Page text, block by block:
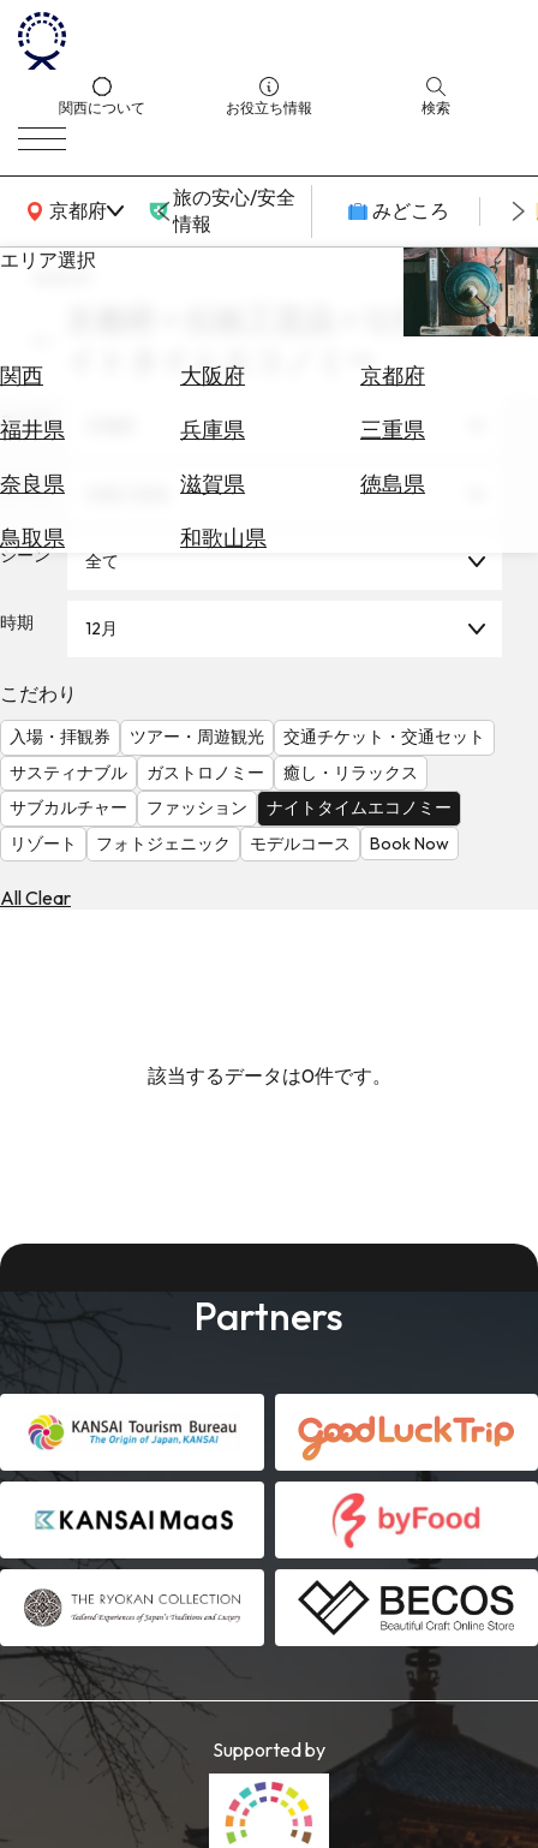
関西について お役立ち情報 検索
京都府
関西広域MAP
旅の安心/安全
情報
みどころ
エリア選択
関西 大阪府
京都府
福井県
兵庫県
三重県
奈良県
滋賀県
徳島県
鳥取県
和歌山県
エ
券
テ
を
る
気
を
見
る
search
京都府 × 伝統工芸品 × 12月 × ナ
イトタイムエコノミー
エリア
テーマ
シーン 全て
時期 12月
こだわり
入場・拝観券 ツアー・周遊観光
交通チケット・交通セット
サスティナブル
ガストロノミー
癒し・リラックス
サブカルチャー
ファッション
ナイトタイムエコノミー
リゾート
フォトジェニック モデルコース Book Now
All Clear
該当するデータは0件です。
Partners
Supported by